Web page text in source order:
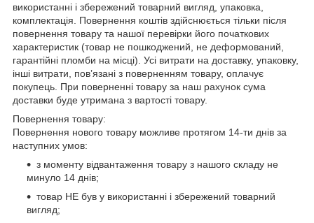
використанні і збережений товарний вигляд, упаковка,
комплектація. Повернення коштів здійснюється тільки після
повернення товару та нашої перевірки його початкових
характеристик (товар не пошкоджений, не деформований,
гарантійні пломби на місці). Усі витрати на доставку, упаковку,
інші витрати, пов’язані з поверненням товару, оплачує
покупець. При поверненні товару за наш рахунок сума
доставки буде утримана з вартості товару.
Повернення товару:
Повернення нового товару можливе протягом 14-ти днів за
наступних умов:
з моменту відвантаження товару з нашого складу не
минуло 14 днів;
товар НЕ був у використанні і збережений товарний
вигляд;